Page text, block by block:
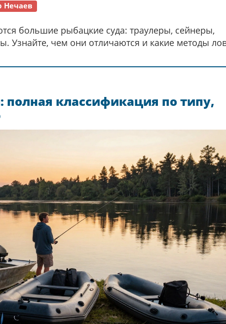
Нечаев
большие рыбацкие суда: траулеры, сейнеры,
Узнайте, чем они отличаются и какие методы
классификация по типу,